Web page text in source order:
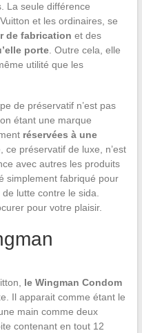
La seule différence
et les ordinaires, se
de fabrication et des
porte. Outre cela, elle
utilité que les
de préservatif n’est pas
étant une marque
réservées à une
ce préservatif de luxe, n’est
avec autres les produits
simplement fabriqué pour
lutte contre le sida.
pour votre plaisir.
le Wingman Condom
Il apparait comme étant le
main comme deux
contenant en tout 12